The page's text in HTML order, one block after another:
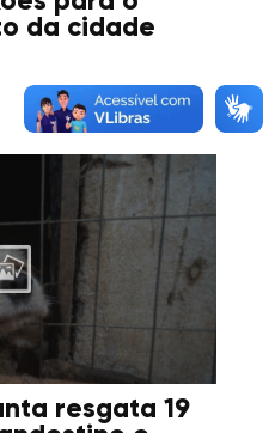
da cidade
resgata 19